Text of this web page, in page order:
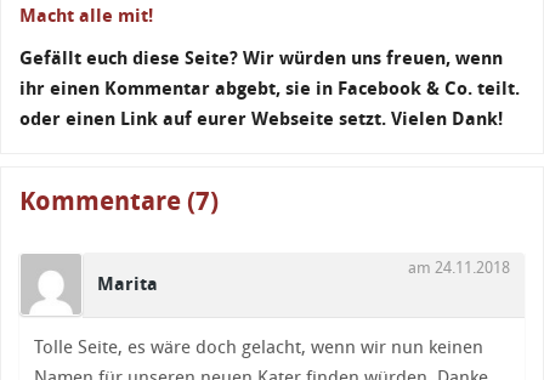
Macht alle mit!
Gefällt euch diese Seite? Wir würden uns freuen, wenn
ihr einen Kommentar abgebt, sie in Facebook & Co. teilt.
oder einen Link auf eurer Webseite setzt. Vielen Dank!
Kommentare (7)
Marita
am 24.11.2018
Tolle Seite, es wäre doch gelacht, wenn wir nun keinen